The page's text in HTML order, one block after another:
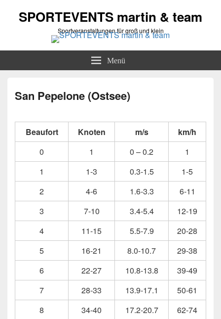
SPORTEVENTS martin & team
Sportveranstaltungen für groß und klein
Menü
San Pepelone (Ostsee)
Beaufort Knoten m/s
km/h
0
1 0 – 0.2
1
1
1-3 0.3-1.5
1-5
2
4-6 1.6-3.3
6-11
3
7-10 3.4-5.4
12-19
4
11-15 5.5-7.9
20-28
5
16-21 8.0-10.7
29-38
6
22-27 10.8-13.8
39-49
7
28-33 13.9-17.1
50-61
8
34-40 17.2-20.7
62-74